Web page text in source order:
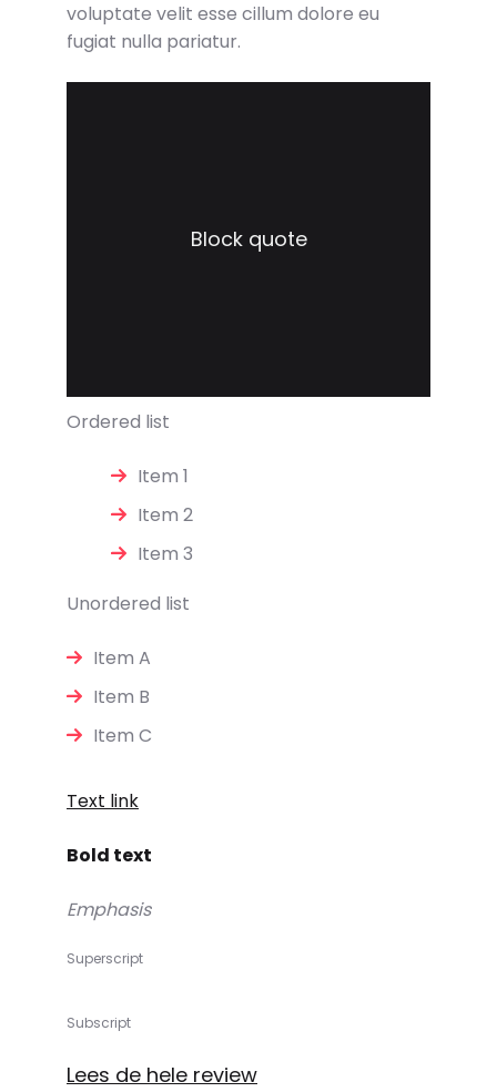
voluptate velit esse cillum dolore eu
fugiat nulla pariatur.
Block quote
Ordered list
Item 1
Item 2
Item 3
Unordered list
Item A
Item B
Item C
Text link
Bold text
Emphasis
Superscript
Subscript
Lees de hele review